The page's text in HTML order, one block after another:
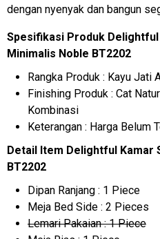
dengan nyenyak dan bangun
Spesifikasi Produk
Minimalis Noble BT2202
Rangka Produk : Kayu Jati
Finishing Produk : Cat
Kombinasi
Keterangan : Harga Belum
Detail Item Delightful Kamar
BT2202
Dipan Ranjang : 1 Piece
Meja Bed Side : 2 Pieces
Lemari Pakaian : 1 Piece